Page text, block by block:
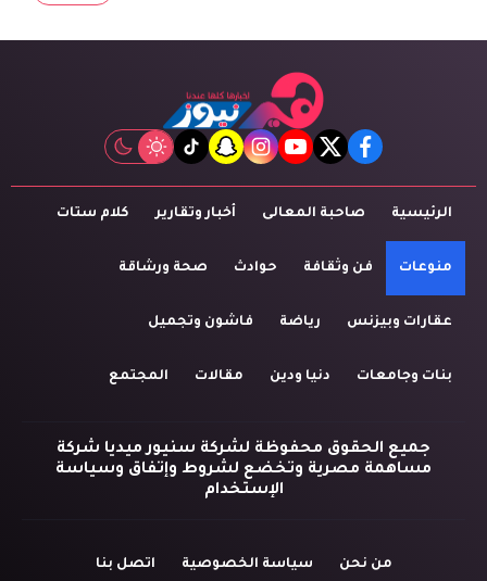
facebook
twitter
youtube
instagram
snapchat
tiktok
الرئيسية صاحبة المعالى أخبار وتقارير كلام ستات
منوعات فن وثقافة حوادث صحة ورشاقة
عقارات وبيزنس رياضة فاشون وتجميل
بنات وجامعات دنيا ودين مقالات المجتمع
جميع الحقوق محفوظة لشركة سنيور ميديا شركة
مساهمة مصرية وتخضع لشروط وإتفاق وسياسة
الإستخدام
من نحن سياسة الخصوصية اتصل بنا